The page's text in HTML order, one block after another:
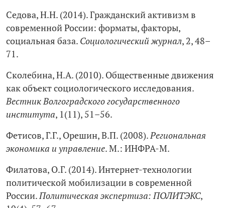
Седова, Н.Н. (2014). Гражданский активизм в
современной России: форматы, факторы,
социальная база. Социологический журнал, 2, 48–
71.
Сколебина, Н.А. (2010). Общественные движения
как объект социологического исследования.
Вестник Волгоградского государственного
института, 1(11), 51–56.
Фетисов, Г.Г., Орешин, В.П. (2008).Региональная
экономика и управление. М.: ИНФРА-М.
Филатова, О.Г. (2014). Интернет-технологии
политической мобилизации в современной
России.Политическая экспертиза: ПОЛИТЭКС,